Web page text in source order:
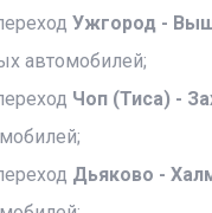
Ужгород -
автомобилей;
Чоп (Тиса) -
Дьяково -